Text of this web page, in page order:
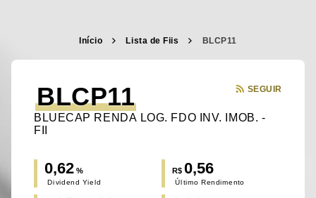
Início Lista de Fiis BLCP11
BLCP11
BLUECAP RENDA LOG. FDO INV. IMOB. -
FII
SEGUIR
0,62 %
Dividend Yield
R$ 0,56
Último Rendimento